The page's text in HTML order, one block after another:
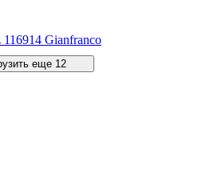
Gianfranco
еще 12